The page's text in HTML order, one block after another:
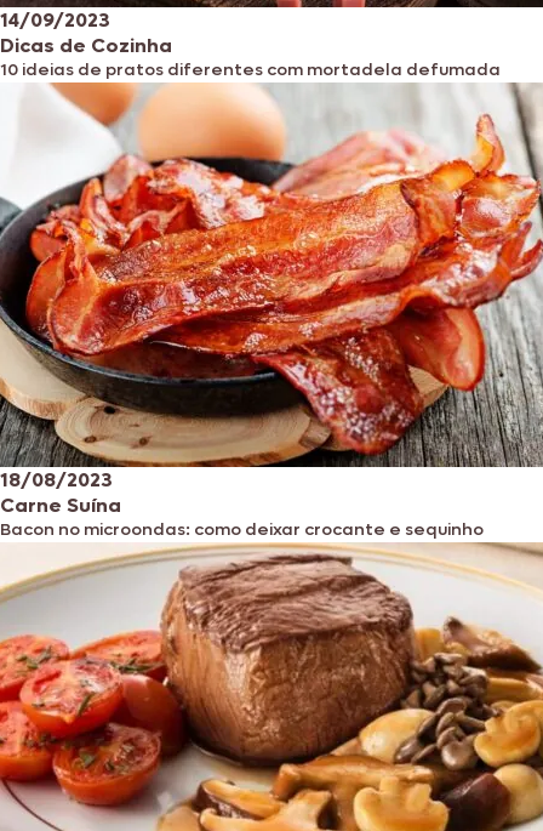
14/09/2023
Dicas de Cozinha
10 ideias de pratos diferentes com mortadela defumada
18/08/2023
Carne Suína
Bacon no microondas: como deixar crocante e sequinho